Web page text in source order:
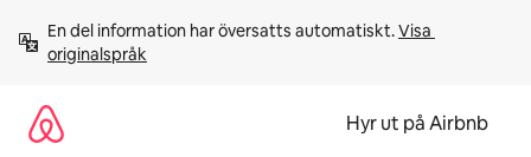
innehåll
En del information har översatts automatiskt. Visa
originalspråk
Hyr ut på Airbnb